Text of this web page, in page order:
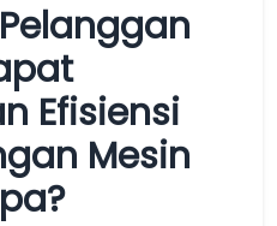
Efisiensi
Mesin